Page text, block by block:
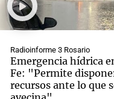
Radioinforme 3 Rosario
Emergencia hídrica
Fe: "Permite
recursos ante lo que